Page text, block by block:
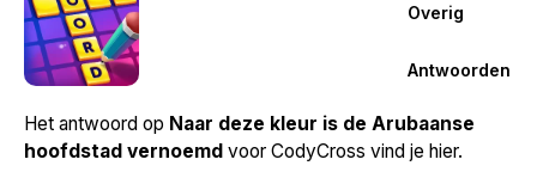
Overig
Antwoorden
Het antwoord op Naar deze kleur is de Arubaanse
hoofdstad vernoemd voor CodyCross vind je hier.